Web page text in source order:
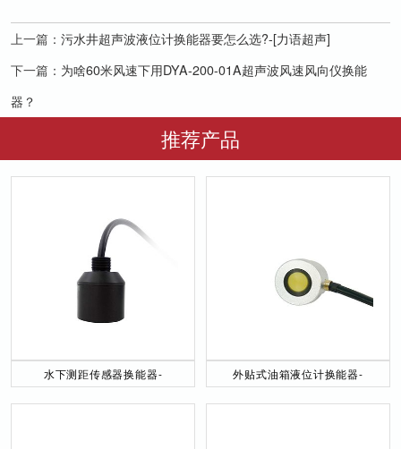
上一篇： 污水井超声波液位计换能器要怎么选?-[力语超声]
下一篇： 为啥60米风速下用DYA-200-01A超声波风速风向仪换能
器？
推荐产品
水下测距传感器换能器-
外贴式油箱液位计换能器-